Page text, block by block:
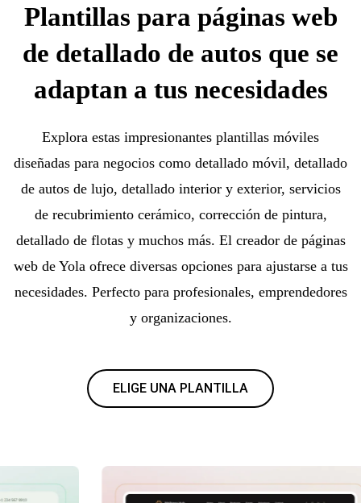
Plantillas para páginas web
de detallado de autos que se
adaptan a tus necesidades
Explora estas impresionantes plantillas móviles
diseñadas para negocios como detallado móvil, detallado
de autos de lujo, detallado interior y exterior, servicios
de recubrimiento cerámico, corrección de pintura,
detallado de flotas y muchos más. El creador de páginas
web de Yola ofrece diversas opciones para ajustarse a tus
necesidades. Perfecto para profesionales, emprendedores
y organizaciones.
ELIGE UNA PLANTILLA